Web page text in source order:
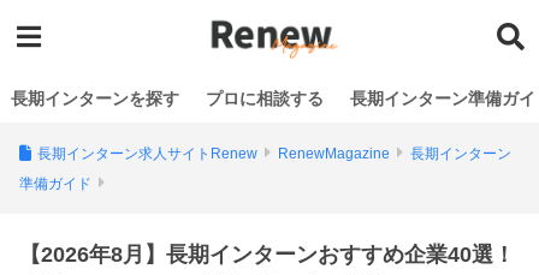
長期インターンを探す プロに相談する 長期インターン準備ガイ
長期インターン求人サイトRenew RenewMagazine
長期インターン
準備ガイド
【2026年8月】長期インターンおすすめ企業40選！